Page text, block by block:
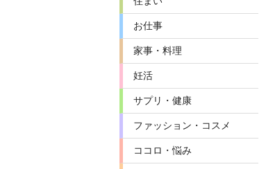
お仕事
家事・料理
妊活
サプリ・健康
ファッション・コスメ
ココロ・悩み